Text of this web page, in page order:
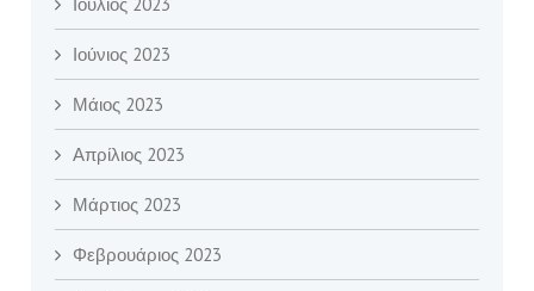
Ιούνιος 2023
Μάιος 2023
Απρίλιος 2023
Μάρτιος 2023
Φεβρουάριος 2023